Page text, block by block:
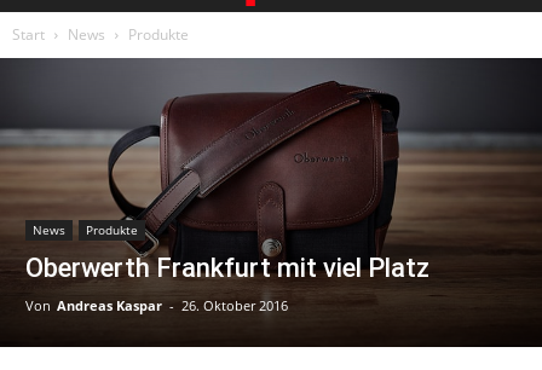
Start News Produkte
News Produkte
Oberwerth Frankfurt mit viel Platz
Von Andreas Kaspar - 26. Oktober 2016